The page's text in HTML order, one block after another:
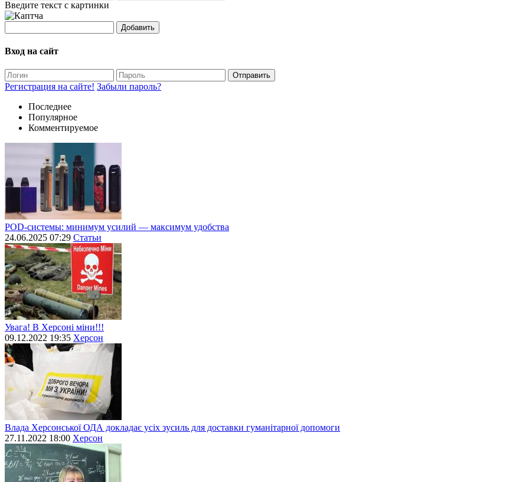
Введите текст с картинки
Добавить
Вход на сайт
Отправить
Регистрация на сайте! Забыли пароль?
Последнее
Популярное
Комментируемое
POD-системы: минимум усилий — максимум удобства
24.06.2025 07:29 Статьи
Увага! В Херсоні міни!!!
09.12.2022 19:35 Херсон
Влада Херсонської ОДА докладає усіх зусиль для доставки гуманітарної допомоги
27.11.2022 18:00 Херсон